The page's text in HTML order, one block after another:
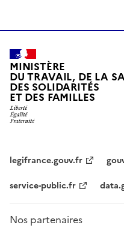
MINISTÈRE
DU TRAVAIL, DE LA
DES SOLIDARITÉS
ET DES FAMILLES
legifrance.gouv.fr
service-public.fr
Nos partenaires